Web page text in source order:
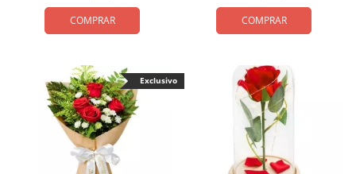
COMPRAR COMPRAR
Exclusivo